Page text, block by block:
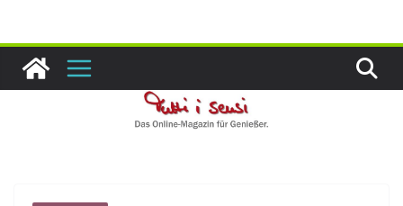
springen